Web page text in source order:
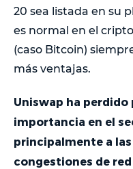
20 sea listada en su
es normal en el
(caso Bitcoin)
más ventajas.
Uniswap ha
importancia en el
principalmente a las
congestiones de